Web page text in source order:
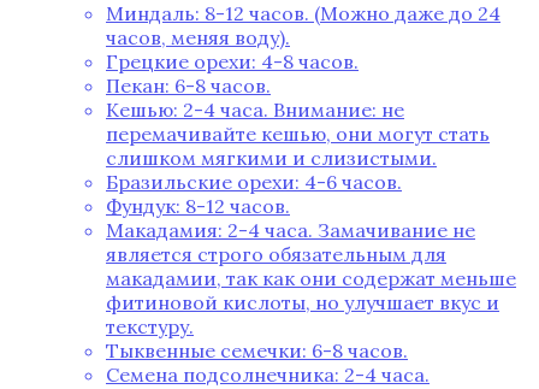
Миндаль: 8-12 часов. (Можно даже до 24
часов, меняя воду).
Грецкие орехи: 4-8 часов.
Пекан: 6-8 часов.
Кешью: 2-4 часа. Внимание: не
перемачивайте кешью, они могут стать
слишком мягкими и слизистыми.
Бразильские орехи: 4-6 часов.
Фундук: 8-12 часов.
Макадамия: 2-4 часа. Замачивание не
является строго обязательным для
макадамии, так как они содержат меньше
фитиновой кислоты, но улучшает вкус и
текстуру.
Тыквенные семечки: 6-8 часов.
Семена подсолнечника: 2-4 часа.